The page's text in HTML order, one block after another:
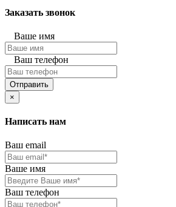
Заказать звонок
Ваше имя
Ваш телефон
Отправить
×
Написать нам
Ваш email
Ваше имя
Ваш телефон